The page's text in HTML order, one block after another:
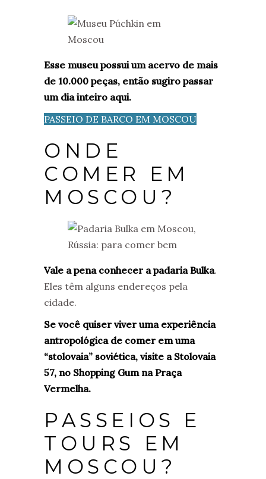
Esse museu possui um acervo de mais
de 10.000 peças, então sugiro passar
um dia inteiro aqui.
PASSEIO DE BARCO EM MOSCOU
ONDE
COMER EM
MOSCOU?
Vale a pena conhecer a padaria Bulka.
Eles têm alguns endereços pela
cidade.
Se você quiser viver uma experiência
antropológica de comer em uma
“stolovaia” soviética, visite a Stolovaia
57, no Shopping Gum na Praça
Vermelha.
PASSEIOS E
TOURS EM
MOSCOU?